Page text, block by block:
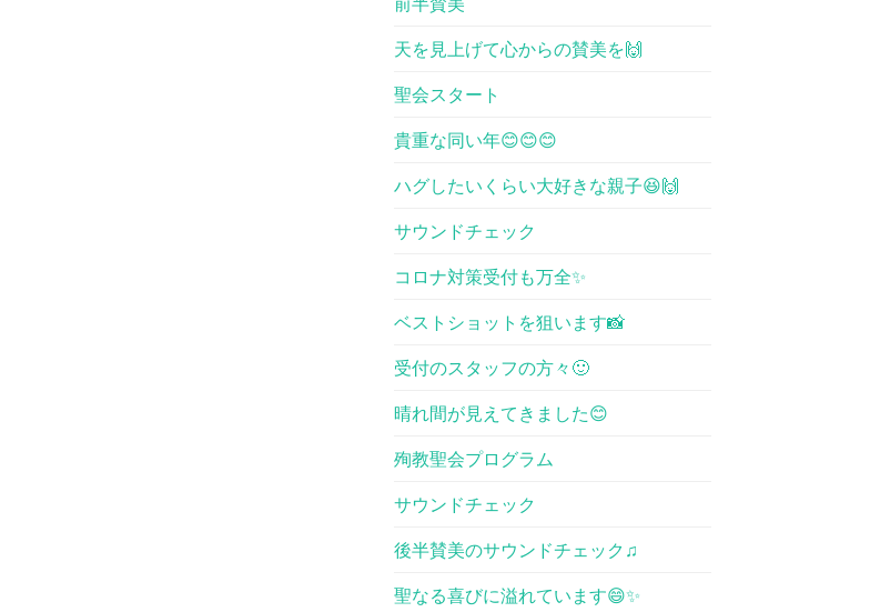
天を見上げて心からの賛美を🙌
聖会スタート
貴重な同い年😊😊😊
ハグしたいくらい大好きな親子😆🙌
サウンドチェック
コロナ対策受付も万全✨
ベストショットを狙います📸
受付のスタッフの方々🙂
晴れ間が見えてきました😊
殉教聖会プログラム
サウンドチェック
後半賛美のサウンドチェック♫
聖なる喜びに溢れています😄✨